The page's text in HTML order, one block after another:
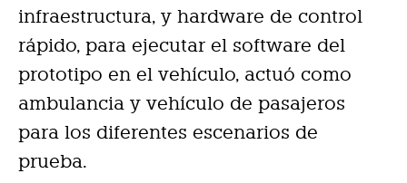
infraestructura, y hardware de control
rápido, para ejecutar el software del
prototipo en el vehículo, actuó como
ambulancia y vehículo de pasajeros
para los diferentes escenarios de
prueba.